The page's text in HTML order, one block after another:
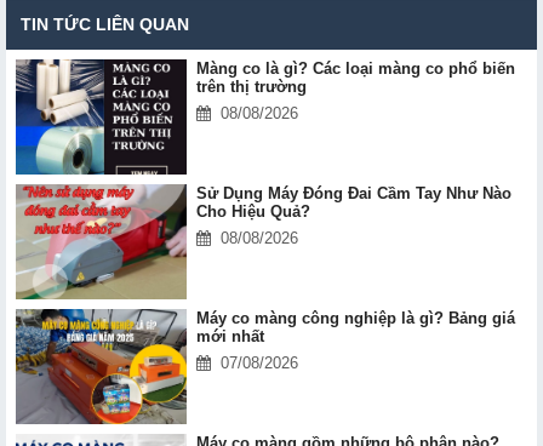
TIN TỨC LIÊN QUAN
Màng co là gì? Các loại màng co phổ biến
trên thị trường
08/08/2026
Sử Dụng Máy Đóng Đai Cầm Tay Như Nào
Cho Hiệu Quả?
08/08/2026
Máy co màng công nghiệp là gì? Bảng giá
mới nhất
07/08/2026